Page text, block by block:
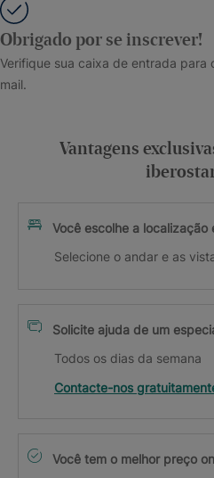
Obrigado por se inscrever!
Verifique sua caixa de entrada para
mail.
Vantagens
Você escolhe a
Selecione o andar e as
Solicite ajuda de um
Todos os dias da semana
Contacte-nos
Você tem o melhor preço